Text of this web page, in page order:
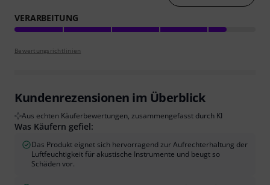
VERARBEITUNG
Bewertungsrichtlinien
Kundenrezensionen im Überblick
Aus echten Käuferbewertungen, zusammengefasst durch KI
Was Käufern gefiel:
Das Produkt eignet sich hervorragend zur Aufrechterhaltung der
Luftfeuchtigkeit für akustische Instrumente und beugt so
Schäden vor.